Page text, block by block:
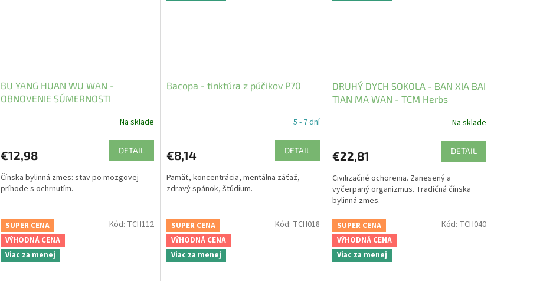
BU YANG HUAN WU WAN -
OBNOVENIE SÚMERNOSTI
Na sklade
€12,98 DETAIL
Čínska bylinná zmes: stav po mozgovej
príhode s ochrnutím.
Bacopa - tinktúra z púčikov P70
5 - 7 dní
€8,14 DETAIL
Pamäť, koncentrácia, mentálna záťaž,
zdravý spánok, štúdium.
DRUHÝ DYCH SOKOLA - BAN XIA BAI
TIAN MA WAN - TCM Herbs
Na sklade
€22,81 DETAIL
Civilizačné ochorenia. Zanesený a
vyčerpaný organizmus. Tradičná čínska
bylinná zmes.
SUPER CENA
VÝHODNÁ CENA
Viac za menej
Kód: TCH112
SUPER CENA
VÝHODNÁ CENA
Viac za menej
Kód: TCH018
SUPER CENA
VÝHODNÁ CENA
Viac za menej
Kód: TCH040